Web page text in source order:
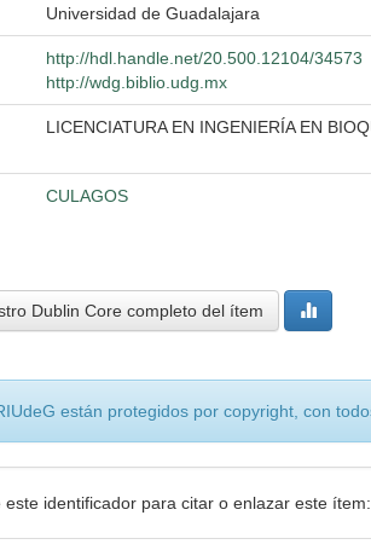
Universidad de Guadalajara
http://hdl.handle.net/20.500.12104/34573
http://wdg.biblio.udg.mx
LICENCIATURA EN INGENIERÍA EN
CULAGOS
Dublin Core completo del ítem
están protegidos por copyright, con
este identificador para citar o enlazar este ítem: